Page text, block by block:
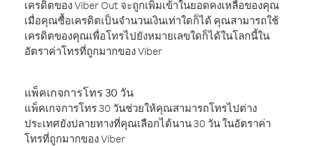
เครดิตของ Viber Out จะถูกเพิ่มเข้าในยอดคงเหลือของคุณ
เมื่อคุณซื้อเครดิตเป็นจำนวนเงินเท่าใดก็ได้ คุณสามารถใช้
เครดิตของคุณเพื่อโทรไปยังหมายเลขใดก็ได้ในโลกนี้ใน
อัตราค่าโทรที่ถูกมากของ Viber
แพ็คเกจการโทร 30 วัน
แพ็คเกจการโทร 30 วันช่วยให้คุณสามารถโทรไปต่าง
ประเทศยังปลายทางที่คุณเลือกได้นาน 30 วัน ในอัตราค่า
โทรที่ถูกมากของ Viber